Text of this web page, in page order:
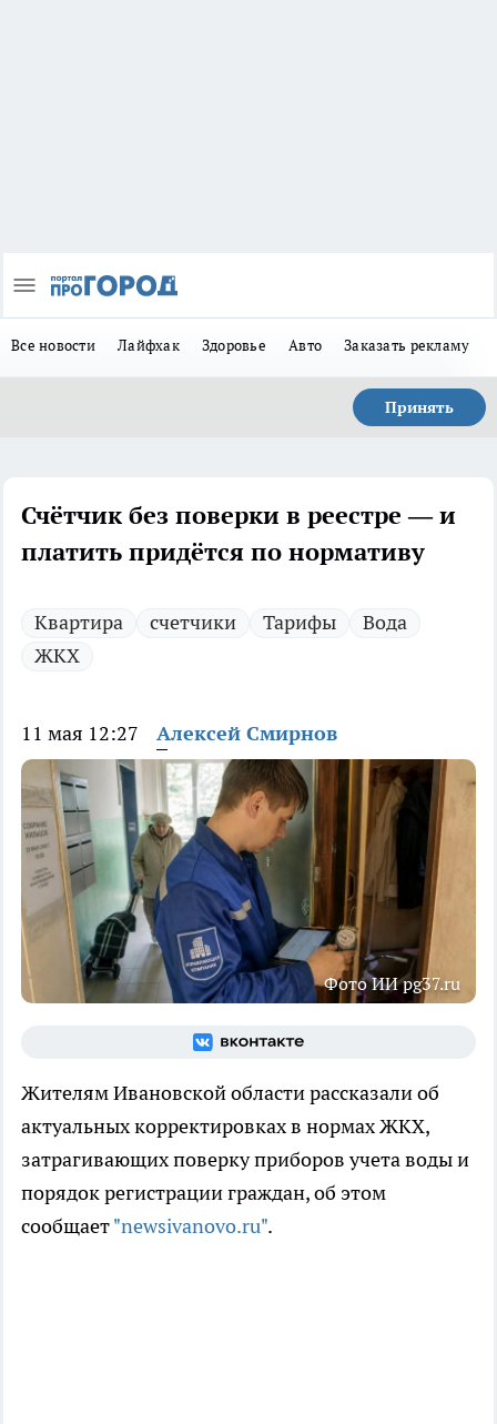
Все новости Лайфхак Здоровье Авто Заказать рекламу
Принять
Счётчик без поверки в реестре — и
платить придётся по нормативу
Квартира счетчики Тарифы
Вода
ЖКХ
11 мая 12:27 Алексей Смирнов
Фото ИИ pg37.ru
Жителям Ивановской области рассказали об
актуальных корректировках в нормах ЖКХ,
затрагивающих поверку приборов учета воды и
порядок регистрации граждан, об этом
сообщает"newsivanovo.ru".